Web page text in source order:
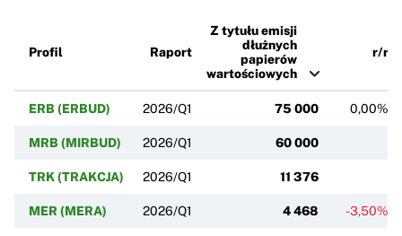
Profil Raport
Z tytułu emisji
dłużnych
papierów
wartościowych
r/r
ERB (ERBUD) 2026/Q1 75 000 0,00%
MRB (MIRBUD) 2026/Q1 60 000
TRK (TRAKCJA) 2026/Q1 11 376
MER (MERA) 2026/Q1 4 468 -3,50%